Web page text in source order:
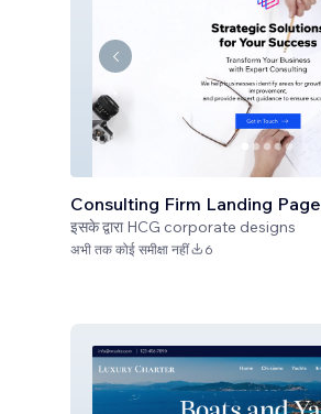
Consulting Firm Landing Page
इसके द्वारा HCG corporate designs
अभी तक कोई समीक्षा नहीं 6